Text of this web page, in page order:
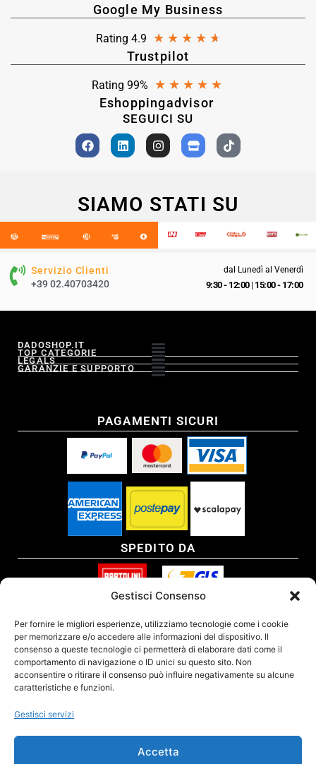
Gestisci Consenso
Per fornire le migliori esperienze, utilizziamo tecnologie come i cookie
per memorizzare e/o accedere alle informazioni del dispositivo. Il
consenso a queste tecnologie ci permetterà di elaborare dati come il
comportamento di navigazione o ID unici su questo sito. Non
acconsentire o ritirare il consenso può influire negativamente su alcune
caratteristiche e funzioni.
Gestisci servizi
Accetta
Google My Business
Rating 4.9 ★ ★ ★ ★ ★
Trustpilot
Rating 99% ★ ★ ★ ★ ★
Eshoppingadvisor
SEGUICI SU
SIAMO STATI SU
Servizio Clienti
+39 02.40703420
dal Lunedì al Venerdì
9:30 - 12:00| 15:00 - 17:00
DADOSHOP.IT
TOP CATEGORIE
LEGALS
GARANZIE E SUPPORTO
PAGAMENTI SICURI
SPEDITO DA